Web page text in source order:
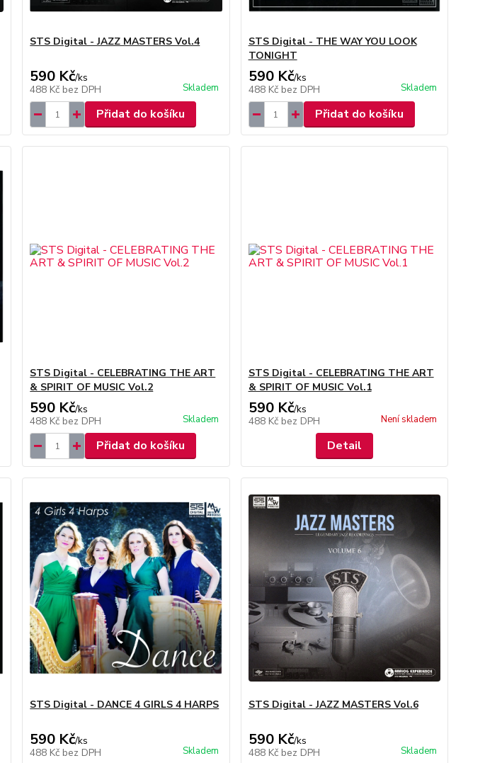
STS Digital - JAZZ MASTERS Vol.4
590 Kč/ks
488 Kč bez DPH Skladem
Přidat do košíku
STS Digital - THE WAY YOU LOOK
TONIGHT
590 Kč/ks
488 Kč bez DPH Skladem
Přidat do košíku
STS Digital - CELEBRATING THE ART
& SPIRIT OF MUSIC Vol.2
590 Kč/ks
488 Kč bez DPH Skladem
Přidat do košíku
STS Digital - CELEBRATING THE ART
& SPIRIT OF MUSIC Vol.1
590 Kč/ks
488 Kč bez DPH Není skladem
Detail
STS Digital - DANCE 4 GIRLS 4 HARPS
590 Kč/ks
488 Kč bez DPH Skladem
STS Digital - JAZZ MASTERS Vol.6
590 Kč/ks
488 Kč bez DPH Skladem